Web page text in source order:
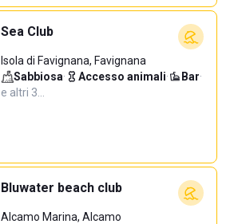
Sea Club
Isola di Favignana, Favignana
Sabbiosa· Accesso animali· Bar·
e altri 3…
Bluwater beach club
Alcamo Marina, Alcamo